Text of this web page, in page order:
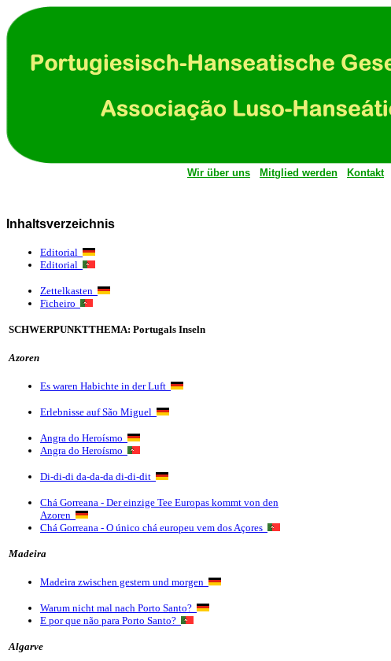
Wir über uns Mitglied werden Kontakt
Inhaltsverzeichnis
Editorial
Editorial
Zettelkasten
Ficheiro
SCHWERPUNKTTHEMA: Portugals Inseln
Azoren
Es waren Habichte in der Luft
Erlebnisse auf São Miguel
Angra do Heroísmo
Angra do Heroísmo
Di-di-di da-da-da di-di-dit
Chá Gorreana - Der einzige Tee Europas kommt von den
Azoren
Chá Gorreana - O único chá europeu vem dos Açores
Madeira
Madeira zwischen gestern und morgen
Warum nicht mal nach Porto Santo?
E por que não para Porto Santo?
Algarve